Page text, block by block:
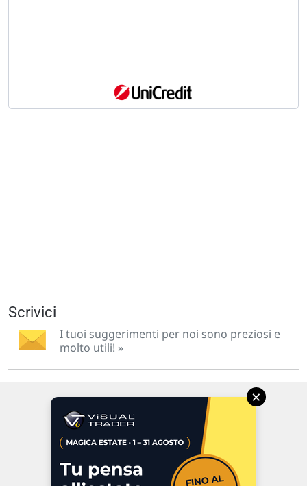
Scrivici
I tuoi suggerimenti per noi sono preziosi e
molto utili! »
47923 Rimini
P.IVA 02 452 460 401
×